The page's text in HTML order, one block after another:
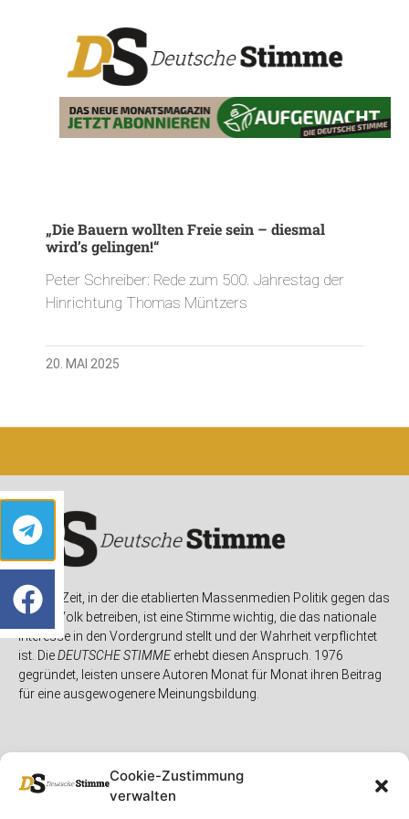
Cookie-Zustimmung
verwalten
„Die Bauern wollten Freie sein – diesmal
wird’s gelingen!“
Peter Schreiber: Rede zum 500. Jahrestag der
Hinrichtung Thomas Müntzers
20. MAI 2025
In einer Zeit, in der die etablierten Massenmedien Politik gegen das
eigene Volk betreiben, ist eine Stimme wichtig, die das nationale
Interesse in den Vordergrund stellt und der Wahrheit verpflichtet
ist. DieDEUTSCHE STIMMEerhebt diesen Anspruch. 1976
gegründet, leisten unsere Autoren Monat für Monat ihren Beitrag
für eine ausgewogenere Meinungsbildung.